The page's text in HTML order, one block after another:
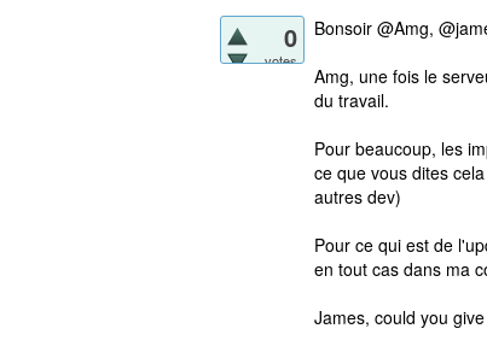
0
votes
Bonsoir @Amg,
Amg, une fois le
du travail.
Pour beaucoup, les
ce que vous dites
autres dev)
Pour ce qui est de
en tout cas dans ma
James, could you